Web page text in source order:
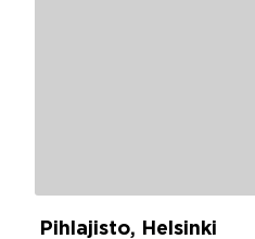
Pihlajisto, Helsinki